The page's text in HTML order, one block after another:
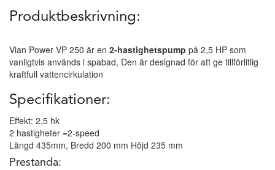
Produktbeskrivning:
Vian Power VP 250 är en 2-hastighetspump på 2,5 HP som
vanligtvis används i spabad, Den är designad för att ge tillförlitlig
kraftfull vattencirkulation
Specifikationer:
Effekt: 2,5 hk
2 hastigheter =2-speed
Längd 435mm, Bredd 200 mm Höjd 235 mm
Prestanda: